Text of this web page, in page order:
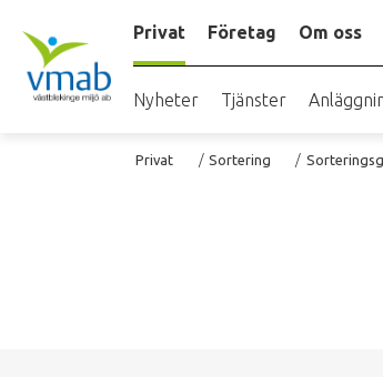
huvudinnehåll
Privat Företag Om oss
Nyheter Tjänster
Länkstig
Privat Sortering